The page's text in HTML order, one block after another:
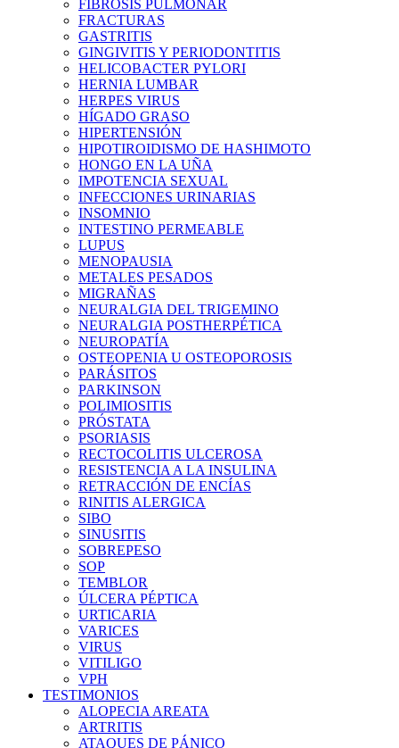
FIBROSIS PULMONAR
FRACTURAS
GASTRITIS
GINGIVITIS Y PERIODONTITIS
HELICOBACTER PYLORI
HERNIA LUMBAR
HERPES VIRUS
HÍGADO GRASO
HIPERTENSIÓN
HIPOTIROIDISMO DE HASHIMOTO
HONGO EN LA UÑA
IMPOTENCIA SEXUAL
INFECCIONES URINARIAS
INSOMNIO
INTESTINO PERMEABLE
LUPUS
MENOPAUSIA
METALES PESADOS
MIGRAÑAS
NEURALGIA DEL TRIGEMINO
NEURALGIA POSTHERPÉTICA
NEUROPATÍA
OSTEOPENIA U OSTEOPOROSIS
PARÁSITOS
PARKINSON
POLIMIOSITIS
PRÓSTATA
PSORIASIS
RECTOCOLITIS ULCEROSA
RESISTENCIA A LA INSULINA
RETRACCIÓN DE ENCÍAS
RINITIS ALERGICA
SIBO
SINUSITIS
SOBREPESO
SOP
TEMBLOR
ÚLCERA PÉPTICA
URTICARIA
VARICES
VIRUS
VITILIGO
VPH
TESTIMONIOS
ALOPECIA AREATA
ARTRITIS
ATAQUES DE PÁNICO